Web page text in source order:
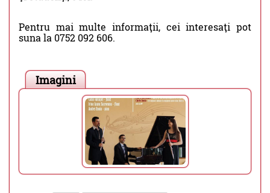
Pentru mai multe informaţii, cei interesaţi pot
suna la 0752 092 606.
Imagini